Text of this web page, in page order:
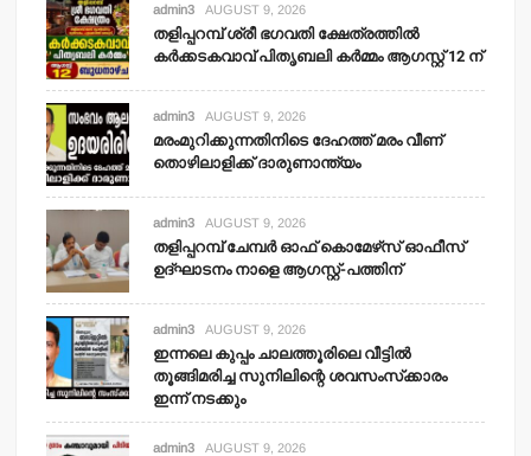
admin3 AUGUST 9, 2026
തളിപ്പറമ്പ് ശ്രീ ഭഗവതി ക്ഷേത്രത്തില്‍
കര്‍ക്കടകവാവ് പിതൃബലി കര്‍മ്മം ആഗസ്റ്റ് 12 ന്
admin3 AUGUST 9, 2026
മരംമുറിക്കുന്നതിനിടെ ദേഹത്ത് മരം വീണ്
തൊഴിലാളിക്ക് ദാരുണാന്ത്യം
admin3 AUGUST 9, 2026
തളിപ്പറമ്പ് ചേമ്പര്‍ ഓഫ് കൊമേഴ്‌സ് ഓഫീസ്
ഉദ്ഘാടനം നാളെ ആഗസ്റ്റ്-പത്തിന്
admin3 AUGUST 9, 2026
ഇന്നലെ കുപ്പം ചാലത്തൂരിലെ വീട്ടില്‍
തൂങ്ങിമരിച്ച സുനിലിന്റെ ശവസംസ്‌ക്കാരം
ഇന്ന് നടക്കും
admin3 AUGUST 9, 2026